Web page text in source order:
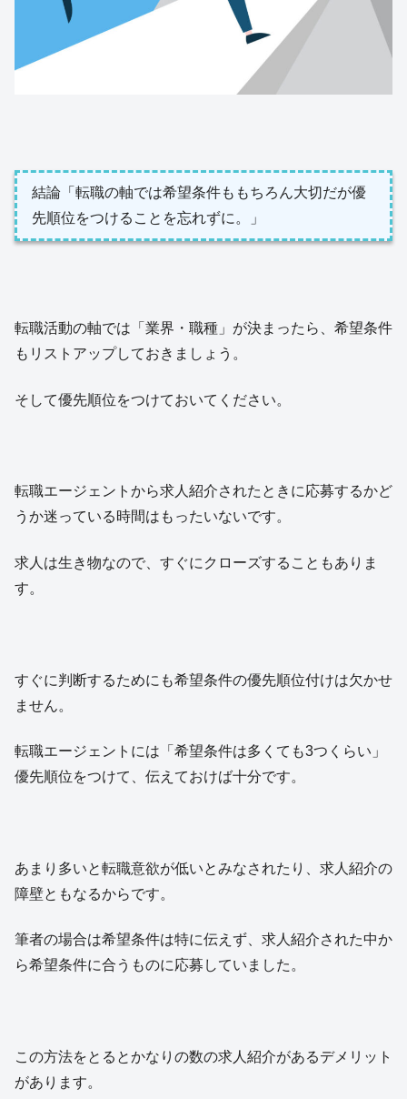
結論「転職の軸では希望条件ももちろん大切だが優
先順位をつけることを忘れずに。」
転職活動の軸では「業界・職種」が決まったら、希望条件
もリストアップしておきましょう。
そして優先順位をつけておいてください。
転職エージェントから求人紹介されたときに応募するかど
うか迷っている時間はもったいないです。
求人は生き物なので、すぐにクローズすることもありま
す。
すぐに判断するためにも希望条件の優先順位付けは欠かせ
ません。
転職エージェントには「希望条件は多くても3つくらい」
優先順位をつけて、伝えておけば十分です。
あまり多いと転職意欲が低いとみなされたり、求人紹介の
障壁ともなるからです。
筆者の場合は希望条件は特に伝えず、求人紹介された中か
ら希望条件に合うものに応募していました。
この方法をとるとかなりの数の求人紹介があるデメリット
があります。